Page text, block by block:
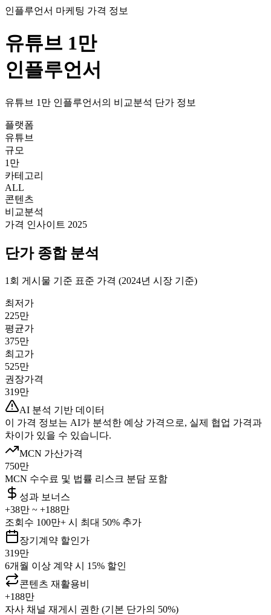
인플루언서 마케팅 가격 정보
유튜브 1만
인플루언서
유튜브 1만 인플루언서의 비교분석 단가 정보
플랫폼
유튜브
규모
1만
카테고리
ALL
콘텐츠
비교분석
가격 인사이트 2025
단가종합 분석
1회 게시물 기준 표준 가격 (2024년 시장 기준)
최저가
225만
평균가
375만
최고가
525만
권장가격
319만
AI 분석 기반 데이터
이 가격 정보는 AI가 분석한 예상 가격으로, 실제 협업 가격과
차이가 있을 수 있습니다.
MCN 가산가격
750만
MCN 수수료 및 법률 리스크 분담 포함
성과 보너스
+38만 ~ +188만
조회수 100만+ 시 최대 50% 추가
장기계약 할인가
319만
6개월 이상 계약 시 15% 할인
콘텐츠 재활용비
+188만
자사 채널 재게시 권한 (기본 단가의 50%)